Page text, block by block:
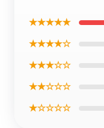
★★★★★
★★★★☆
★★★☆☆
★★☆☆☆
★☆☆☆☆